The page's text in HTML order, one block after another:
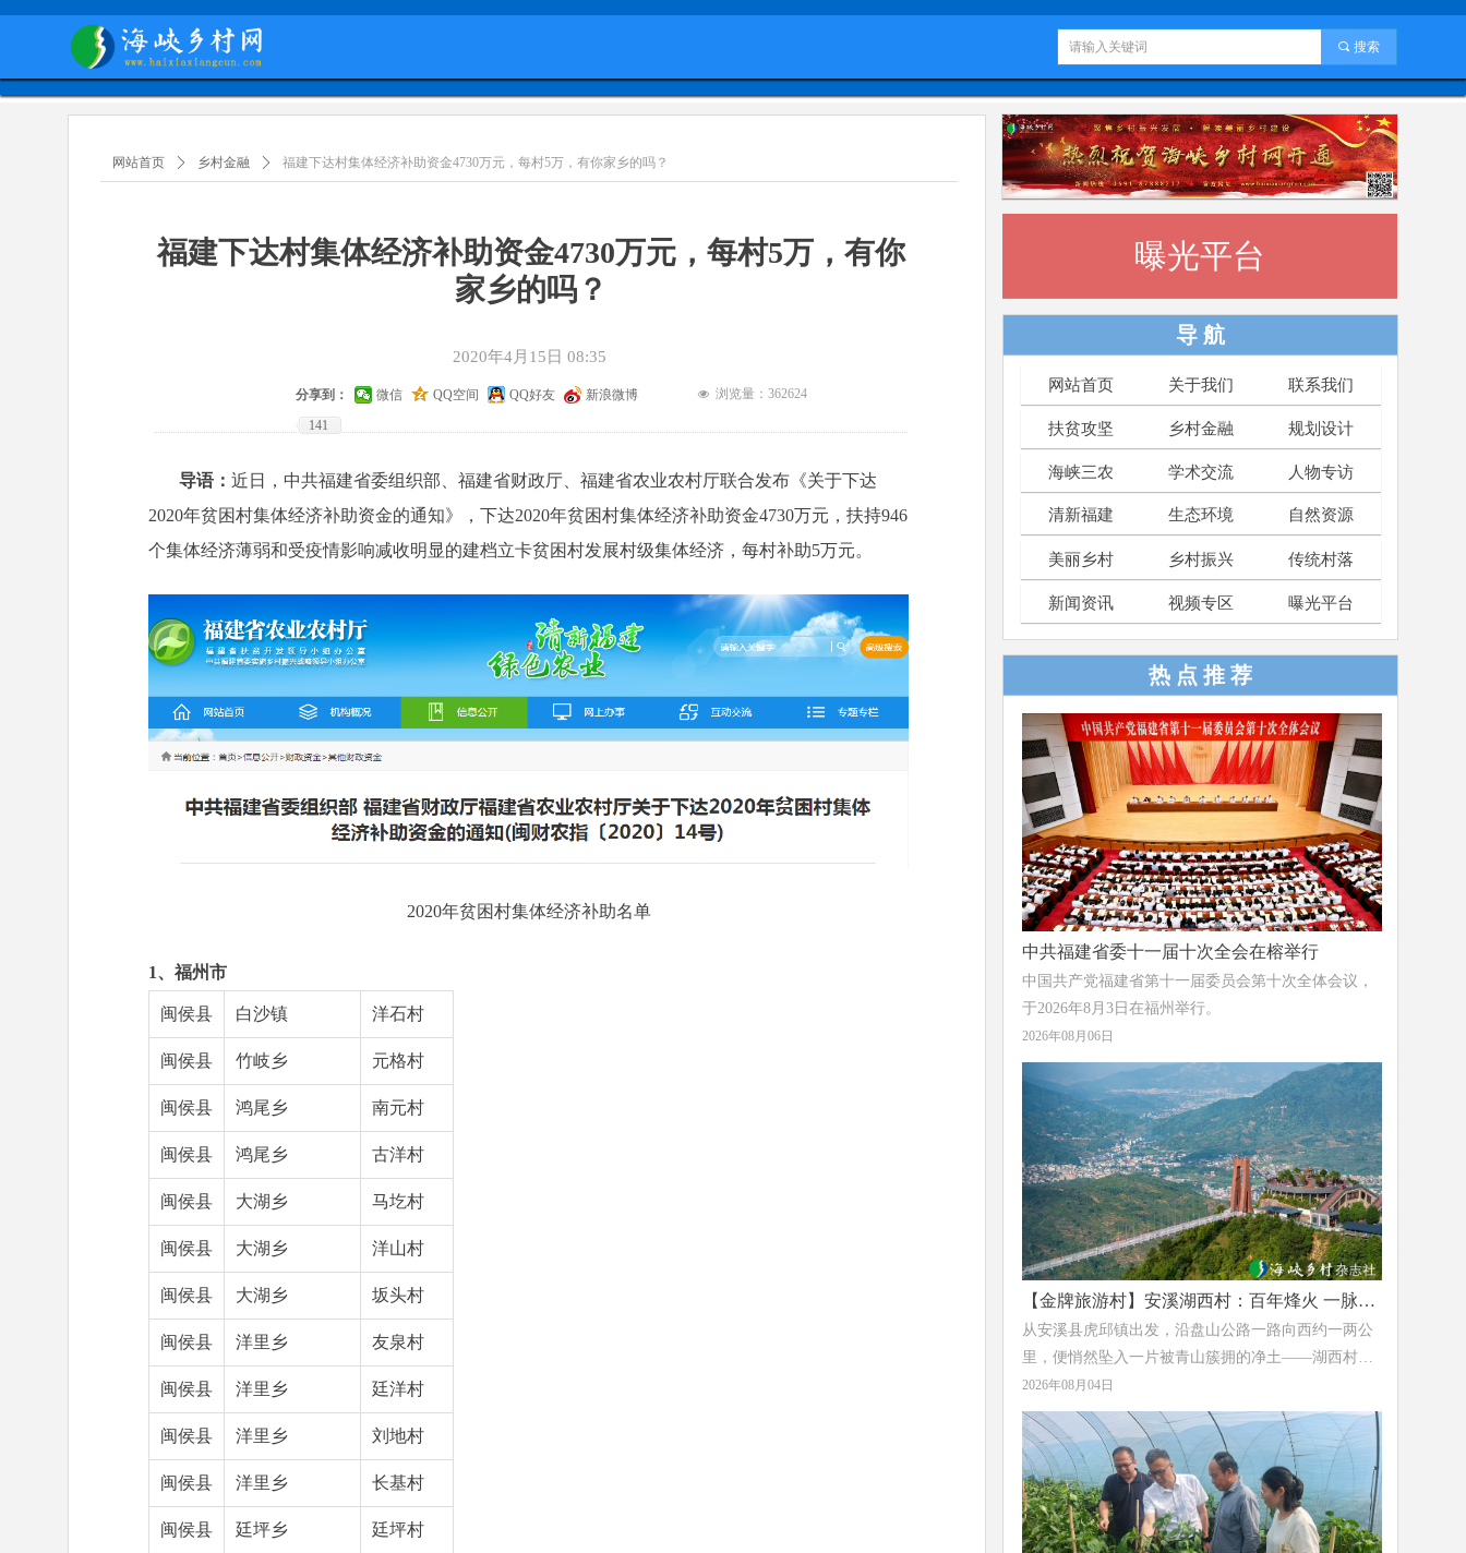
끠 搜索
导语： 近日，中共福建省委组织部、福建省财政厅、福建省农业农村厅联合发布《关于下达
2020年贫困村集体经济补助资金的通知》，下达2020年贫困村集体经济补助资金4730万元，扶持946
个集体经济薄弱和受疫情影响减收明显的建档立卡贫困村发展村级集体经济，每村补助5万元。
2020年贫困村集体经济补助名单
1、 福州市
闽侯县 白沙镇 洋石村
闽侯县 竹岐乡 元格村
闽侯县 鸿尾乡 南元村
闽侯县 鸿尾乡 古洋村
闽侯县 大湖乡 马圪村
闽侯县 大湖乡 洋山村
闽侯县 大湖乡 坂头村
闽侯县 洋里乡 友泉村
闽侯县 洋里乡 廷洋村
闽侯县 洋里乡 刘地村
闽侯县 洋里乡 长基村
闽侯县 廷坪乡 廷坪村
网站首页 ꄲ 乡村金融 ꄲ 福建下达村集体经济补助资金4730万元，每村5万，有你家乡的吗？
福建下达村集体经济补助资金4730万元，每村5万，有你
家乡的吗？
2020年4月15日 08:35
分享到： 微信 QQ空间 QQ好友
新浪微博
141
넶 浏览量：362624
导 航
扶贫攻坚 乡村金融 规划设计
海峡三农 学术交流 人物专访
清新福建 生态环境 自然资源
网站首页 关于我们 联系我们
美丽乡村 乡村振兴 传统村落
新闻资讯 视频专区 曝光平台
热 点 推 荐
中共福建省委十一届十次全会在榕举行
中国共产党福建省第十一届委员会第十次全体会议，
于2026年8月3日在福州举行。
2026年08月06日
【金牌旅游村】安溪湖西村：百年烽火 一脉茶
香
从安溪县虎邱镇出发，沿盘山公路一路向西约一两公
里，便悄然坠入一片被青山簇拥的净土——湖西村。
这里层峦叠翠，溪水潺潺，清冽的草木香气沁人心
脾。这个距镇政府仅1.6公里的小村落，于2023年获评
福建省“金牌旅游村”，正以它独有的方式，完成着一
场从红色热土到茶香田园的诗意蜕变。
2026年08月04日
曝光平台